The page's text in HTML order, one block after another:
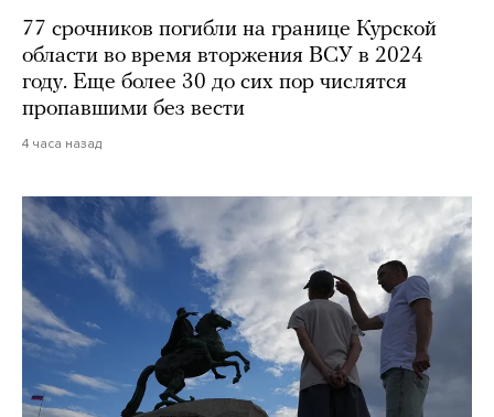
77 срочников погибли на границе Курской
области во время вторжения ВСУ в 2024
году. Еще более 30 до сих пор числятся
пропавшими без вести
4 часа назад